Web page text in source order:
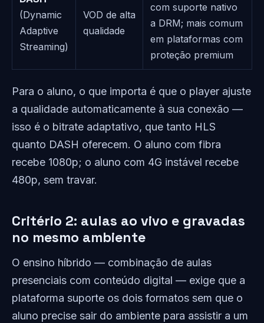
(Dynamic
Adaptive
Streaming)
VOD de alta
qualidade
com suporte nativo
a DRM; mais comum
em plataformas com
proteção premium
Para o aluno, o que importa é que o player ajuste
a qualidade automaticamente à sua conexão —
isso é o bitrate adaptativo, que tanto HLS
quanto DASH oferecem. O aluno com fibra
recebe 1080p; o aluno com 4G instável recebe
480p, sem travar.
Critério 2: aulas ao vivo e gravadas
no mesmo ambiente
O ensino híbrido — combinação de aulas
presenciais com conteúdo digital — exige que a
plataforma suporte os dois formatos sem que o
aluno precise sair do ambiente para assistir a um